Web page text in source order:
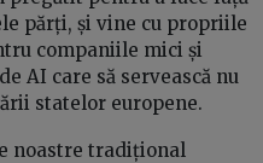
părți, și vine cu propriile
companiile mici și
AI care să servească nu
statelor europene.
noastre tradițional